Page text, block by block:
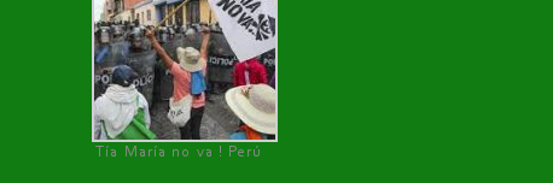
Tía María no va ! Perú